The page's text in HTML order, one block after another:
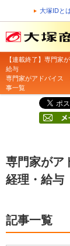
大塚IDと
【連載終了】専門家
給与
専門家がアドバイス
事一覧
専門家がア
経理・給
記事一覧